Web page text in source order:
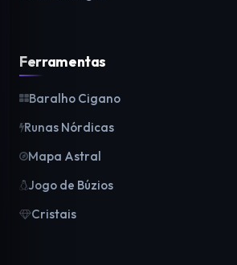
Ferramentas
Baralho Cigano
Runas Nórdicas
Mapa Astral
Jogo de Búzios
Cristais